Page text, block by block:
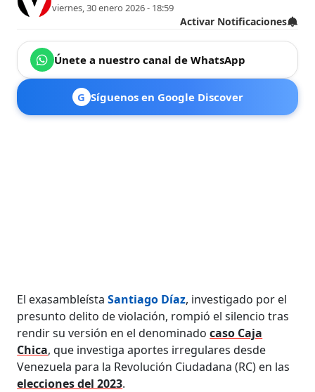
viernes, 30 enero 2026 - 18:59
Activar Notificaciones
Únete a nuestro canal de WhatsApp
G Síguenos en Google Discover
El exasambleístaSantiago Díaz, investigado por el
presunto delito de violación, rompió el silencio tras
rendir su versión en el denominadocaso Caja
Chica, que investiga aportes irregulares desde
Venezuela para la Revolución Ciudadana (RC) en las
elecciones del 2023.